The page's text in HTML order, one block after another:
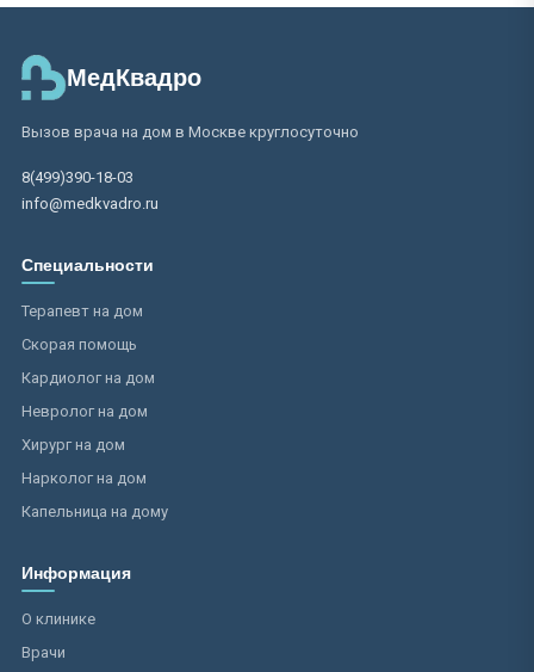
МедКвадро
Вызов врача на дом в Москве круглосуточно
8(499)390-18-03
info@medkvadro.ru
Специальности
Терапевт на дом
Скорая помощь
Кардиолог на дом
Невролог на дом
Хирург на дом
Нарколог на дом
Капельница на дому
Информация
О клинике
Врачи